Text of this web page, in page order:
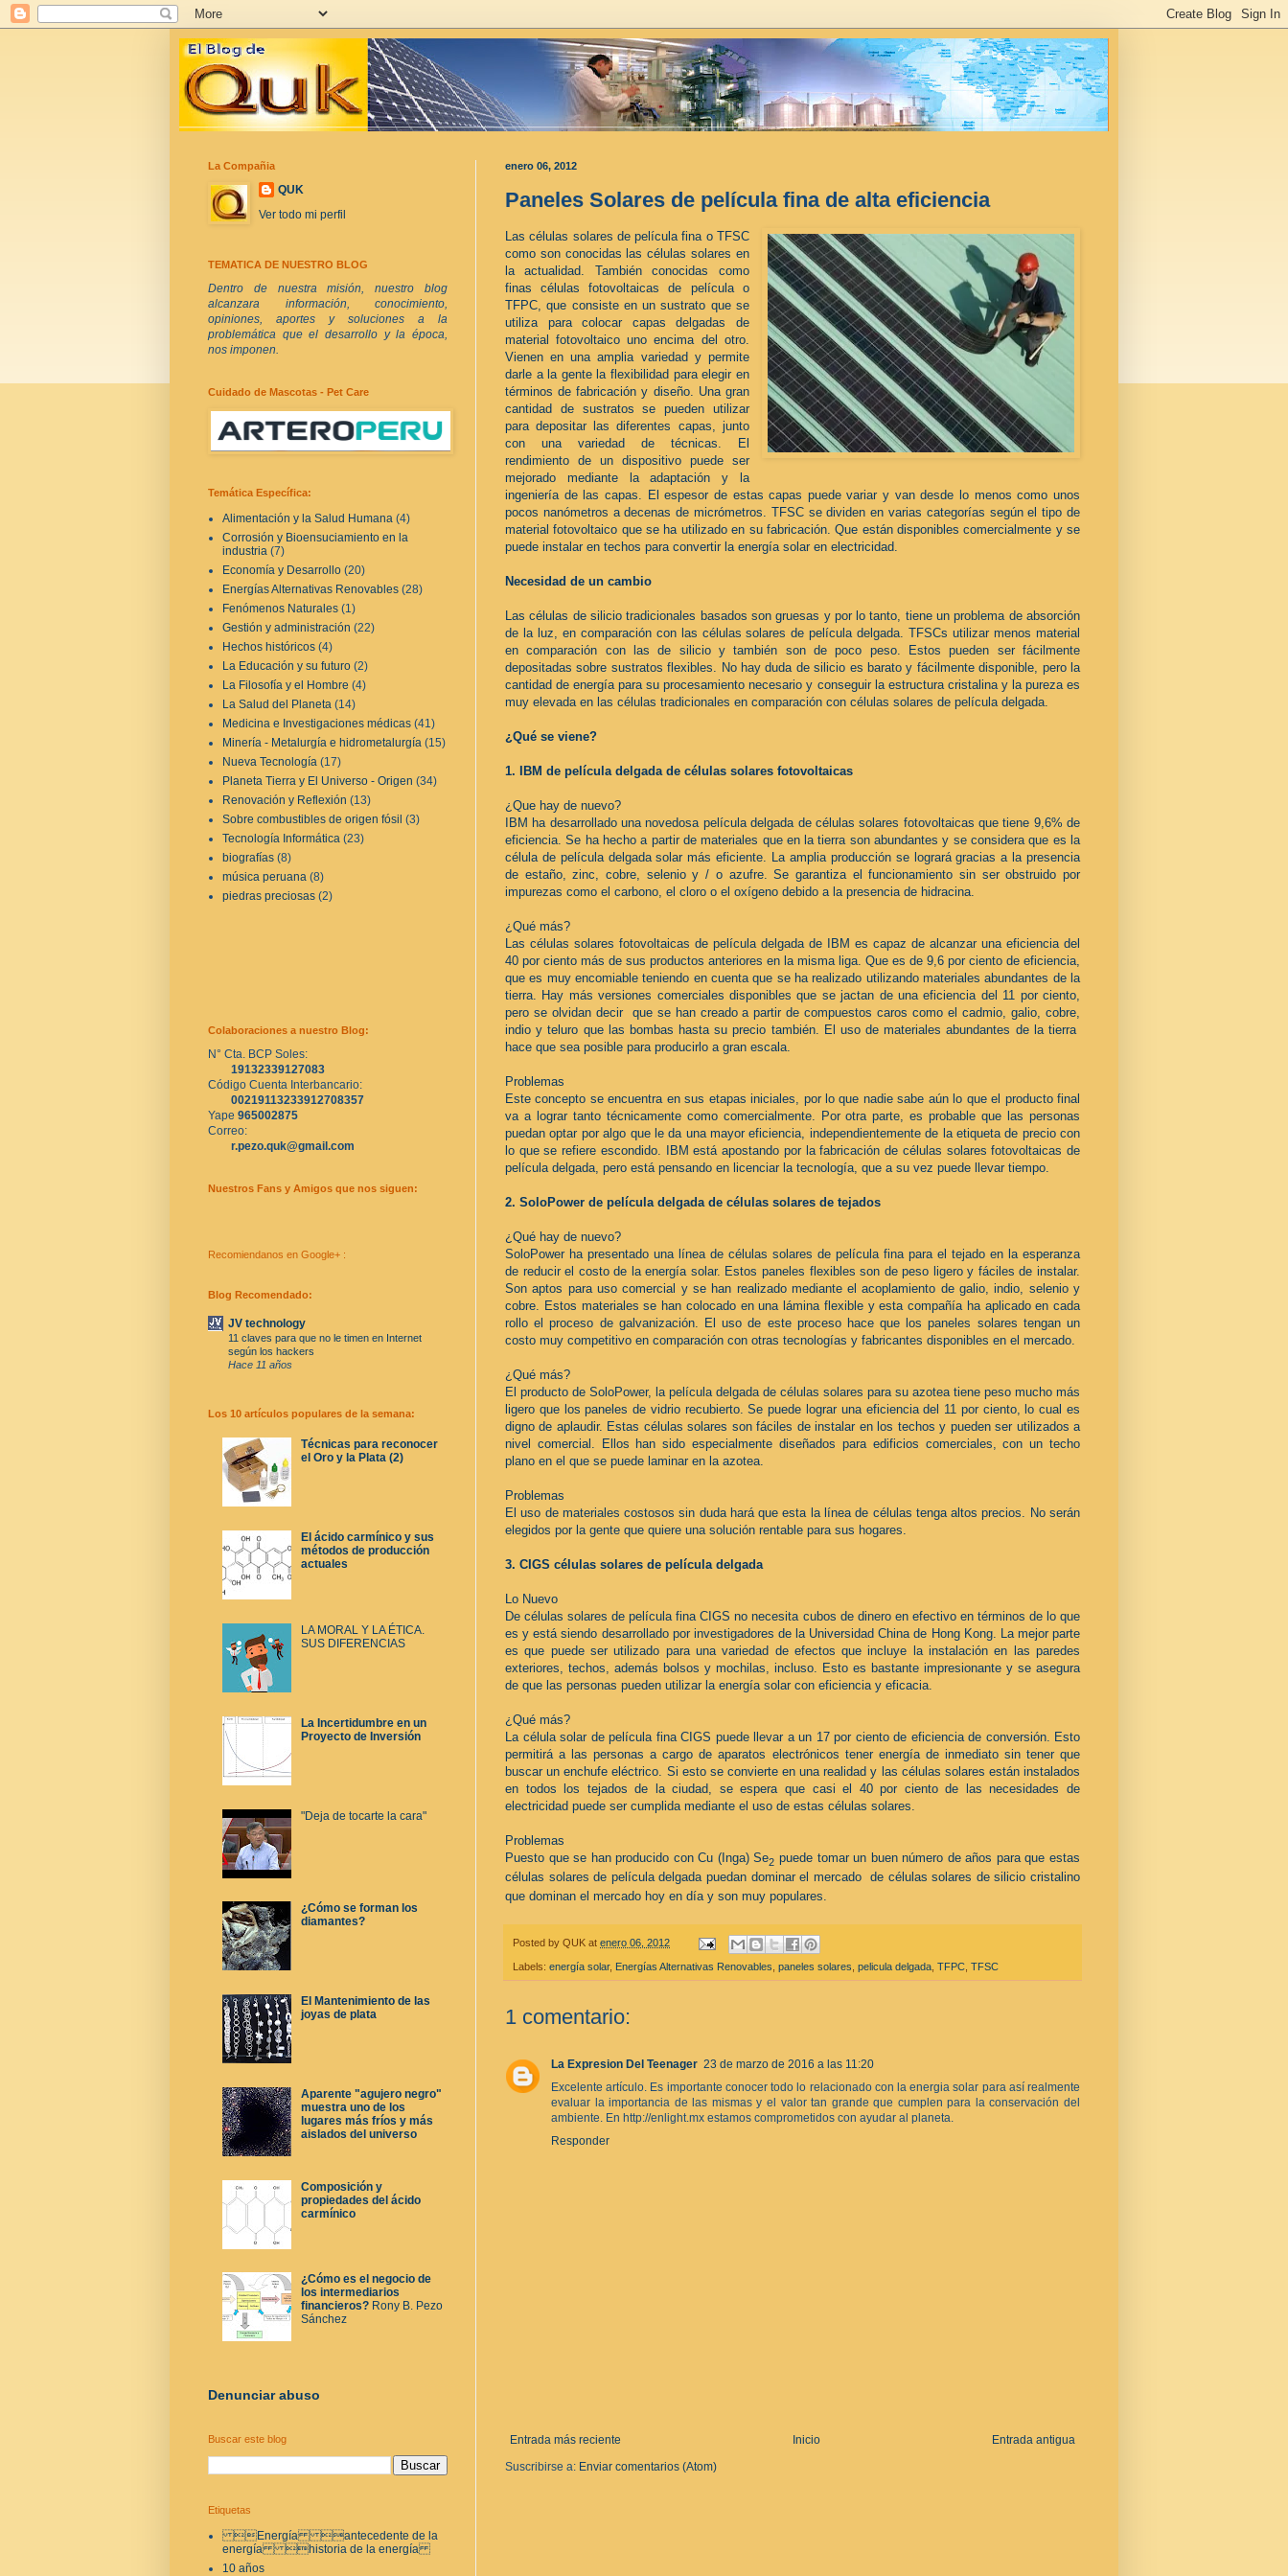
enero 06, 2012
Paneles Solares de película fina de alta eficiencia
Las células solares de película fina o TFSC
como son conocidas las células solares en
la actualidad. También conocidas como
finas células fotovoltaicas de película o
TFPC, que consiste en un sustrato que se
utiliza para colocar capas delgadas de
material fotovoltaico uno encima del otro.
Vienen en una amplia variedad y permite
darle a la gente la flexibilidad para elegir en
términos de fabricación y diseño. Una gran
cantidad de sustratos se pueden utilizar
para depositar las diferentes capas, junto
con una variedad de técnicas. El
rendimiento de un dispositivo puede ser
mejorado mediante la adaptación y la
ingeniería de las capas. El espesor de estas capas puede variar y van desde lo menos como unos
pocos nanómetros a decenas de micrómetros. TFSC se dividen en varias categorías según el tipo de
material fotovoltaico que se ha utilizado en su fabricación. Que están disponibles comercialmente y se
puede instalar en techos para convertir la energía solar en electricidad.
Necesidad de un cambio
Las células de silicio tradicionales basados ​​son gruesas y por lo tanto, tiene un problema de absorción
de la luz, en comparación con las células solares de película delgada. TFSCs utilizar menos material
en comparación con las de silicio y también son de poco peso. Estos pueden ser fácilmente
depositadas sobre sustratos flexibles. No hay duda de silicio es barato y fácilmente disponible, pero la
cantidad de energía para su procesamiento necesario y conseguir la estructura cristalina y la pureza es
muy elevada en las células tradicionales en comparación con células solares de película delgada.
¿Qué se viene?
1. IBM de película delgada de células solares fotovoltaicas
¿Que hay de nuevo?
IBM ha desarrollado una novedosa película delgada de células solares fotovoltaicas que tiene 9,6% de
eficiencia. Se ha hecho a partir de materiales que en la tierra son abundantes y se considera que es la
célula de película delgada solar más eficiente. La amplia producción se logrará gracias a la presencia
de estaño, zinc, cobre, selenio y / o azufre. Se garantiza el funcionamiento sin ser obstruido por
impurezas como el carbono, el cloro o el oxígeno debido a la presencia de hidracina.
¿Qué más?
Las células solares fotovoltaicas de película delgada de IBM es capaz de alcanzar una eficiencia del
40 por ciento más de sus productos anteriores en la misma liga. Que es de 9,6 por ciento de eficiencia,
que es muy encomiable teniendo en cuenta que se ha realizado utilizando materiales abundantes de la
tierra. Hay más versiones comerciales disponibles que se jactan de una eficiencia del 11 por ciento,
pero se olvidan decir que se han creado a partir de compuestos caros como el cadmio, galio, cobre,
indio y teluro que las bombas hasta su precio también. El uso de materiales abundantes de la tierra
hace que sea posible para producirlo a gran escala.
Problemas
Este concepto se encuentra en sus etapas iniciales, por lo que nadie sabe aún lo que el producto final
va a lograr tanto técnicamente como comercialmente. Por otra parte, es probable que las personas
puedan optar por algo que le da una mayor eficiencia, independientemente de la etiqueta de precio con
lo que se refiere escondido. IBM está apostando por la fabricación de células solares fotovoltaicas de
película delgada, pero está pensando en licenciar la tecnología, que a su vez puede llevar tiempo.
2. SoloPower de película delgada de células solares de tejados
¿Qué hay de nuevo?
SoloPower ha presentado una línea de células solares de película fina para el tejado en la esperanza
de reducir el costo de la energía solar. Estos paneles flexibles son de peso ligero y fáciles de instalar.
Son aptos para uso comercial y se han realizado mediante el acoplamiento de galio, indio, selenio y
cobre. Estos materiales se han colocado en una lámina flexible y esta compañía ha aplicado en cada
rollo el proceso de galvanización. El uso de este proceso hace que los paneles solares tengan un
costo muy competitivo en comparación con otras tecnologías y fabricantes disponibles en el mercado.
¿Qué más?
El producto de SoloPower, la película delgada de células solares para su azotea tiene peso mucho más
ligero que los paneles de vidrio recubierto. Se puede lograr una eficiencia del 11 por ciento, lo cual es
digno de aplaudir. Estas células solares son fáciles de instalar en los techos y pueden ser utilizados a
nivel comercial. Ellos han sido especialmente diseñados para edificios comerciales, con un techo
plano en el que se puede laminar en la azotea.
Problemas
El uso de materiales costosos sin duda hará que esta la línea de células tenga altos precios. No serán
elegidos por la gente que quiere una solución rentable para sus hogares.
3. CIGS células solares de película delgada
Lo Nuevo
De células solares de película fina CIGS no necesita cubos de dinero en efectivo en términos de lo que
es y está siendo desarrollado por investigadores de la Universidad China de Hong Kong. La mejor parte
es que puede ser utilizado para una variedad de efectos que incluye la instalación en las paredes
exteriores, techos, además bolsos y mochilas, incluso. Esto es bastante impresionante y se asegura
de que las personas pueden utilizar la energía solar con eficiencia y eficacia.
¿Qué más?
La célula solar de película fina CIGS puede llevar a un 17 por ciento de eficiencia de conversión. Esto
permitirá a las personas a cargo de aparatos electrónicos tener energía de inmediato sin tener que
buscar un enchufe eléctrico. Si esto se convierte en una realidad y las células solares están instalados
en todos los tejados de la ciudad, se espera que casi el 40 por ciento de las necesidades de
electricidad puede ser cumplida mediante el uso de estas células solares.
Problemas
Puesto que se han producido con Cu (Inga) Se2 puede tomar un buen número de años para que estas
células solares de película delgada puedan dominar el mercado de células solares de silicio cristalino
que dominan el mercado hoy en día y son muy populares.
Posted by QUK at enero 06, 2012
Labels: energía solar, Energías Alternativas Renovables paneles solares pelicula delgada TFPC TFSC
1 comentario:
La Expresion Del Teenager 23 de marzo de 2016 a las 11:20
Excelente artículo. Es importante conocer todo lo relacionado con la energia solar para así realmente
evaluar la importancia de las mismas y el valor tan grande que cumplen para la conservación del
ambiente. En http://enlight.mx estamos comprometidos con ayudar al planeta.
Responder
Entrada más reciente Entrada antigua
Inicio
Suscribirse a: Enviar comentarios (Atom)
La Compañia
QUK
Ver todo mi perfil
TEMATICA DE NUESTRO BLOG
Dentro de nuestra misión, nuestro blog
alcanzara información, conocimiento,
opiniones, aportes y soluciones a la
problemática que el desarrollo y la época,
nos imponen.
Cuidado de Mascotas - Pet Care
Temática Específica:
Alimentación y la Salud Humana (4)
Corrosión y Bioensuciamiento en la
industria (7)
Economía y Desarrollo (20)
Energías Alternativas Renovables (28)
Fenómenos Naturales (1)
Gestión y administración (22)
Hechos históricos (4)
La Educación y su futuro (2)
La Filosofía y el Hombre (4)
La Salud del Planeta (14)
Medicina e Investigaciones médicas (41)
Minería - Metalurgía e hidrometalurgía (15)
Nueva Tecnología (17)
Planeta Tierra y El Universo - Origen (34)
Renovación y Reflexión (13)
Sobre combustibles de origen fósil (3)
Tecnología Informática (23)
biografías (8)
música peruana (8)
piedras preciosas (2)
Colaboraciones a nuestro Blog:
N° Cta. BCP Soles:
19132339127083
Código Cuenta Interbancario:
00219113233912708357
Yape 965002875
Correo:
r.pezo.quk@gmail.com
Nuestros Fans y Amigos que nos siguen:
Recomiendanos en Google+ :
Blog Recomendado:
JV technology
11 claves para que no le timen en Internet
según los hackers
Hace 11 años
Los 10 artículos populares de la semana:
Técnicas para reconocer
el Oro y la Plata (2)
El ácido carmínico y sus
métodos de producción
actuales
LA MORAL Y LA ÉTICA.
SUS DIFERENCIAS
La Incertidumbre en un
Proyecto de Inversión
"Deja de tocarte la cara"
¿Cómo se forman los
diamantes?
El Mantenimiento de las
joyas de plata
Aparente "agujero negro"
muestra uno de los
lugares más fríos y más
aislados del universo
Composición y
propiedades del ácido
carmínico
¿Cómo es el negocio de
los intermediarios
financieros?Rony B. Pezo
Sánchez
Denunciar abuso
Buscar este blog
Etiquetas
Energía antecedente de la
energía historia de la energía
10 años